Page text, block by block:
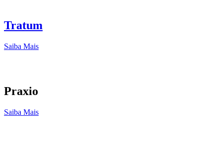
Tratum
Saiba Mais
Praxio
Saiba Mais